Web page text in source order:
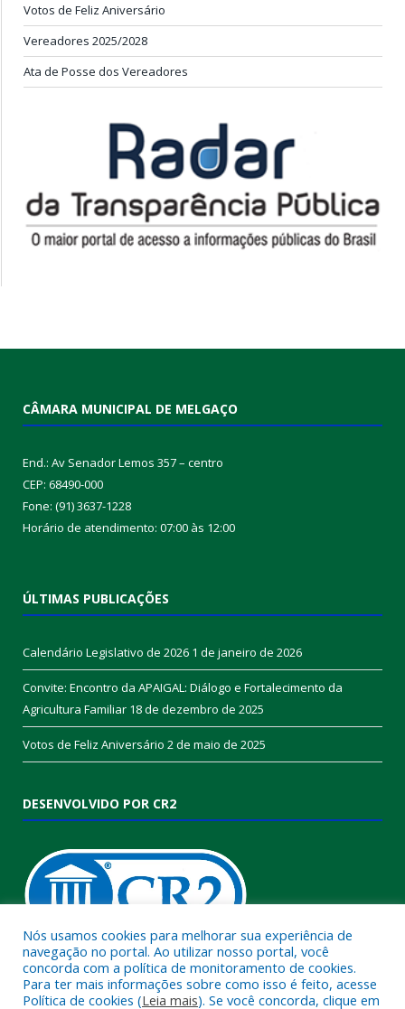
Votos de Feliz Aniversário
Vereadores 2025/2028
Ata de Posse dos Vereadores
CÂMARA MUNICIPAL DE MELGAÇO
End.: Av Senador Lemos 357 – centro
CEP: 68490-000
Fone: (91) 3637-1228
Horário de atendimento: 07:00 às 12:00
ÚLTIMAS PUBLICAÇÕES
Calendário Legislativo de 2026 1 de janeiro de 2026
Convite: Encontro da APAIGAL: Diálogo e Fortalecimento da
Agricultura Familiar 18 de dezembro de 2025
Votos de Feliz Aniversário 2 de maio de 2025
DESENVOLVIDO POR CR2
Muito mais quecriar siteousistema para prefeituras!
Realizamos umaassessoriacompleta, onde garantimos em
Nós usamos cookies para melhorar sua experiência de
navegação no portal. Ao utilizar nosso portal, você
concorda com a política de monitoramento de cookies.
Para ter mais informações sobre como isso é feito, acesse
Política de cookies (Leia mais). Se você concorda, clique em